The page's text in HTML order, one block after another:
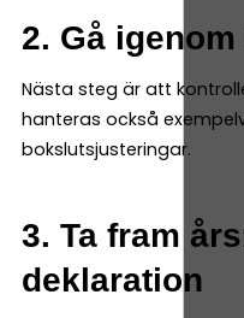
2. Gå
Nästa steg är att
hanteras också
bokslutsjusteringar.
3. Ta fram
deklaration